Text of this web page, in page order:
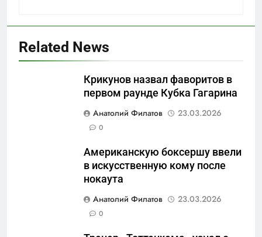
Related News
Крикунов назвал фаворитов в
первом раунде Кубка Гагарина
Анатолий Филатов
23.03.2026
0
Американскую боксершу ввели
в искусственную кому после
нокаута
Анатолий Филатов
23.03.2026
0
Что происходит в
военные изымают спирт «для
защиты Отечества»
САНКТ-ПЕТЕРБУРГ И ОБЛАСТЬ
«500-тонный беспилотник»
или очередная показуха? Что
САНКТ-ПЕТЕРБУРГ И ОБЛАСТЬ